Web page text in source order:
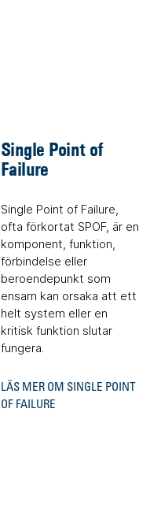
Single Point of
Failure
Single Point of Failure,
ofta förkortat SPOF, är en
komponent, funktion,
förbindelse eller
beroendepunkt som
ensam kan orsaka att ett
helt system eller en
kritisk funktion slutar
fungera.
LÄS MER OM SINGLE POINT
OF FAILURE